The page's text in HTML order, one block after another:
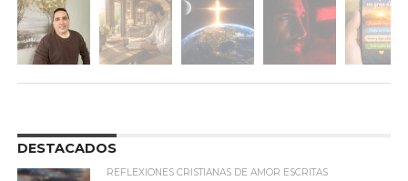
DESTACADOS
REFLEXIONES CRISTIANAS DE AMOR ESCRITAS